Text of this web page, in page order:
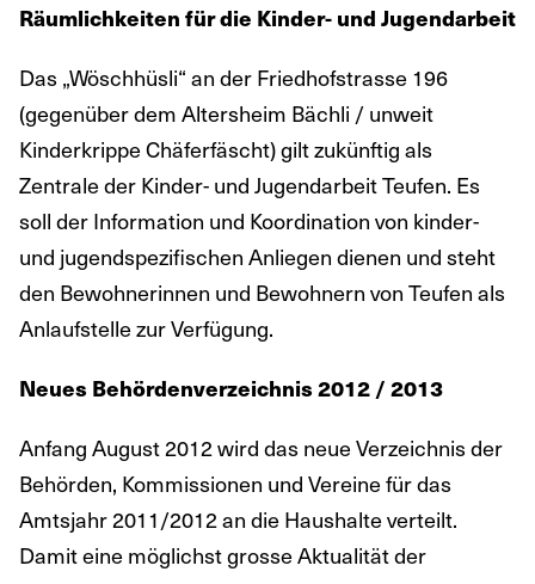
Räumlichkeiten für die Kinder- und Jugendarbeit
Das „Wöschhüsli“ an der Friedhofstrasse 196
(gegenüber dem Altersheim Bächli / unweit
Kinderkrippe Chäferfäscht) gilt zukünftig als
Zentrale der Kinder- und Jugendarbeit Teufen. Es
soll der Information und Koordination von kinder-
und jugendspezifischen Anliegen dienen und steht
den Bewohnerinnen und Bewohnern von Teufen als
Anlaufstelle zur Verfügung.
Neues Behördenverzeichnis 2012 / 2013
Anfang August 2012 wird das neue Verzeichnis der
Behörden, Kommissionen und Vereine für das
Amtsjahr 2011/2012 an die Haushalte verteilt.
Damit eine möglichst grosse Aktualität der